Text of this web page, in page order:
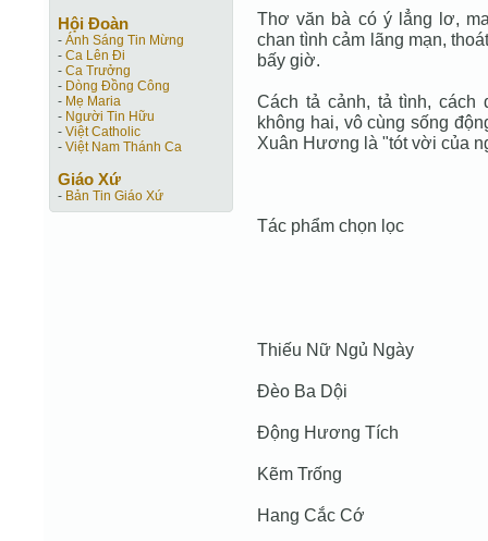
Hội Ðoàn
- Ánh Sáng Tin Mừng
- Ca Lên Đi
- Ca Trưởng
- Dòng Đồng Công
- Mẹ Maria
- Người Tin Hữu
- Việt Catholic
- Việt Nam Thánh Ca
Giáo Xứ
- Bản Tin Giáo Xứ
Thơ văn bà có ý lẳng lơ,
chan tình cảm lãng mạn,
bấy giờ.
Cách tả cảnh, tả tình, cách
không hai, vô cùng sống
Xuân Hương là "tót vời của
Tác phẩm chọn lọc
Thiếu Nữ Ngủ Ngày
Đèo Ba Dội
Động Hương Tích
Kẽm Trống
Hang Cắc Cớ